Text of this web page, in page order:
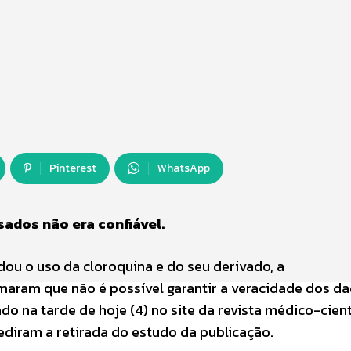
Pinterest WhatsApp
não era confiável.
o uso da cloroquina e do seu derivado, a
que não é possível garantir a veracidade dos
na tarde de hoje (4) no site da revista médico-
a retirada do estudo da publicação.